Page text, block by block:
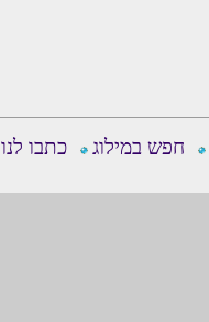
חפש במילוג כתבו לנו